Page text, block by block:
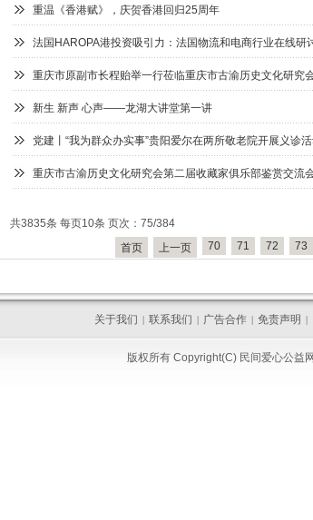
重温《香港赋》，庆贺香港回归25周年
法国HAROPA港投资吸引力：法国物流和电商行业在线研
重庆市原副市长程贻举一行莅临重庆市古渝历史文化研究
新生 新声 心声——龙湖大讲堂第一讲
党建丨“我为群众办实事”贵阳爱尔在两所敬老院开展义诊
重庆市古渝历史文化研究会第二届收藏家俱乐部鉴赏交流
共3835条 每页10条 页次：75/384
首页
上一页 70 71 72 73
关于我们 | 联系我们 | 广告合作 | 免责声明 |
版权所有 Copyright(C) 民间爱心公益网